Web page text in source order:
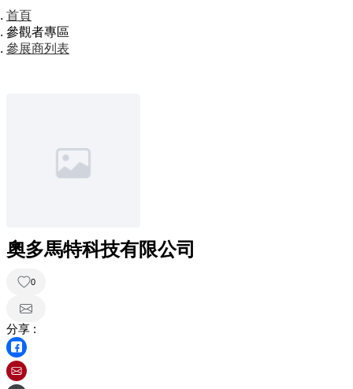
首頁
參觀者專區
參展商列表
奧多馬特科技有限公司
0
分享 :